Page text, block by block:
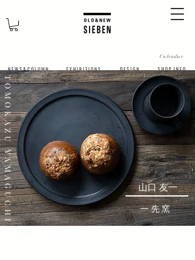
N E W S & C O L U M N
Calendar
​E X H I B I T I O N S D E S I G N S H O P I N F O
TOMOKAZU YAMAGUCHI 山口 友一
一先窯